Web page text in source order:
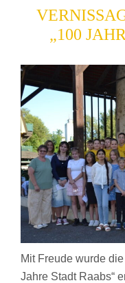
„100
Mit Freude wurde die
Jahre Stadt Raabs“